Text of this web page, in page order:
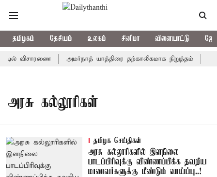
தமிழகம் தேசியம் உலகம் சினிமா விளையாட்டு
விசாரணை அமர்நாத் யாத்திரை தற்காலிகமாக நிறுத்தம்
அரசு கல்லூரிகள்
தமிழக செய்திகள்
அரசு கல்லூரிகளில் இளநிலை
பாடப்பிரிவுக்கு விண்ணப்பிக்க தவறிய
மாணவர்களுக்கு மீண்டும் வாய்ப்பு..!